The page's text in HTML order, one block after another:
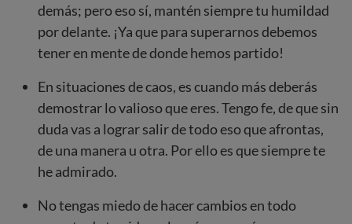
demás; pero eso sí, mantén siempre tu humildad
por delante. ¡Ya que para superarnos debemos
tener en mente de donde hemos partido!
En situaciones de caos, es cuando más deberás
demostrar lo valioso que eres. Tengo fe, de que sin
duda vas a lograr salir de todo eso que afrontas,
de una manera u otra. Por ello es que siempre te
he admirado.
No tengas miedo de hacer cambios en todo